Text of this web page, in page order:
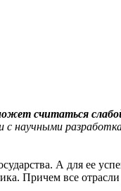
считаться
с научными
А для ее
Причем все